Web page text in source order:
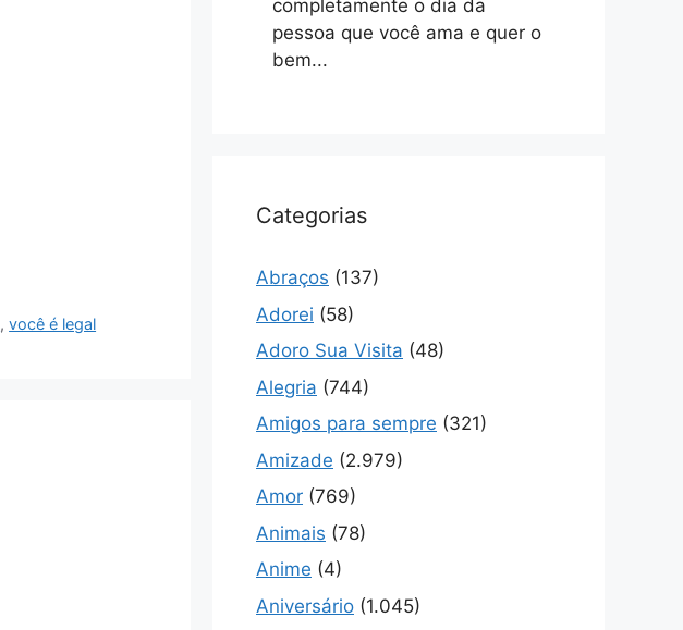
,você é legal
completamente o dia da
pessoa que você ama e quer o
bem...
Categorias
Abraços (137)
Adorei (58)
Adoro Sua Visita (48)
Alegria (744)
Amigos para sempre (321)
Amizade (2.979)
Amor (769)
Animais (78)
Anime (4)
Aniversário (1.045)